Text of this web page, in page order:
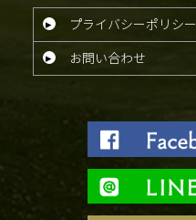
プライバシーポリシー
お問い合わせ